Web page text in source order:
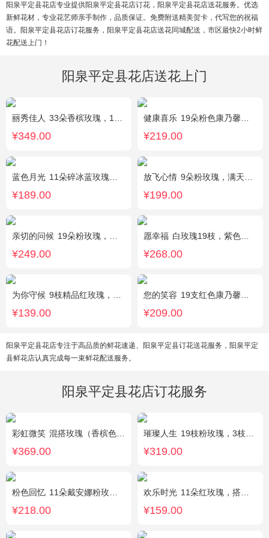
阳泉平定县花店专业提供阳泉平定县花店订花，阳泉平定县花店送花服务。优选
新鲜花材，专业花艺师亲手制作，品质保证。免费附送精美贺卡，代写您的祝福
语。阳泉平定县花店订花服务，阳泉平定县花店送花同城配送，市区最快2小时鲜
花配送上门！
阳泉平定县花店送花上门
丽秀佳人 33朵香槟玫瑰，1条灯带，桔梗、绿叶搭配
¥349.00
健康喜乐 19朵粉色康乃馨，满天星、绿叶搭配
¥219.00
蓝色月光 11朵碎冰蓝玫瑰，满天星搭配
¥189.00
放飞心情 9朵粉玫瑰，满天星、栀子叶适量
¥199.00
亲切的问候 19朵粉玫瑰，叶上黄金点缀。
¥249.00
愿幸福 白玫瑰19枝，紫色勿忘我围绕。
¥268.00
为你守候 9枝精品红玫瑰，满天星、黄莺点缀，加可爱小熊1只。(小熊以实物为准)
¥139.00
您的笑容 19支红色康乃馨，搭配适量石竹。
¥209.00
阳泉平定县花店专注于高品质的鲜花速递、阳泉平定县订花送花服务，阳泉平定
县鲜花店认真完成每一束鲜花配送服务。
阳泉平定县花店订花服务
彩虹微笑 混搭玫瑰（香槟色，紫色，白色，戴安娜粉色）共52朵，相思梅、桔梗配花
¥369.00
璀璨人生 19枝粉玫瑰，3枝向日葵，绿叶搭配
¥319.00
粉色回忆 11朵戴安娜粉玫瑰，尤加利间插，丰满搭配绿叶
¥218.00
欢乐时光 11朵红玫瑰，搭配适量红色石竹梅、叶上黄金间插。
¥159.00